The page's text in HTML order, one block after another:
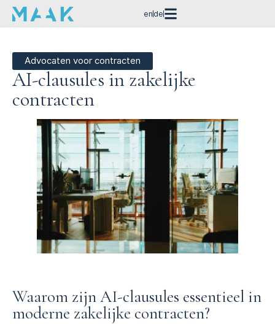
en de
Advocaten voor contracten
AI-clausules in zakelijke
contracten
Waarom zijn AI-clausules essentieel in
moderne zakelijke contracten?